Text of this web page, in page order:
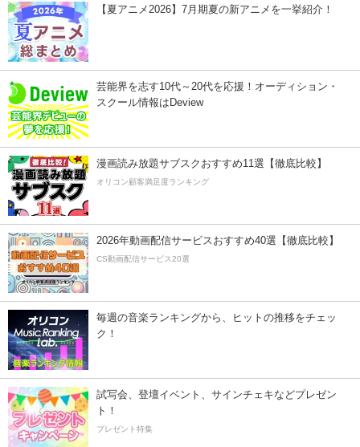
【夏アニメ2026】7月期夏の新アニメを一挙紹介！
芸能界を志す10代～20代を応援！オーディション・
スクール情報はDeview
漫画読み放題サブスクおすすめ11選【徹底比較】
オリコン顧客満足度ランキング
2026年動画配信サービスおすすめ40選【徹底比較】
CS動画配信サービス20選
毎週の音楽ランキングから、ヒットの推移をチェッ
ク！
試写会、登壇イベント、サインチェキなどプレゼン
ト！
プレゼント特集